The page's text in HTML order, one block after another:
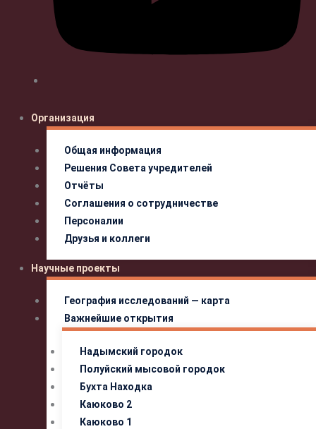
Организация
Общая информация
Решения Совета учредителей
Отчёты
Соглашения о сотрудничестве
Персоналии
Друзья и коллеги
Научные проекты
География исследований — карта
Важнейшие открытия
Надымский городок
Полуйский мысовой городок
Бухта Находка
Каюково 2
Каюково 1